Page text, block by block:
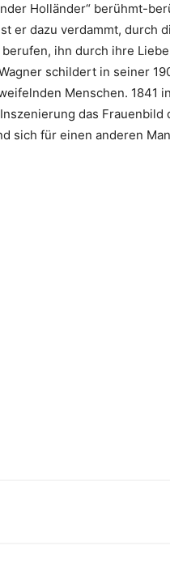
Holländer“ berühmt-
dazu verdammt, durch
ihn durch ihre
schildert in seiner
Menschen. 1841
das
sich für einen anderen